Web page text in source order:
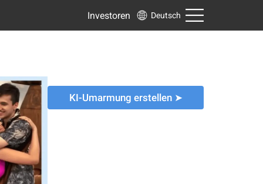
Investoren Deutsch
KI-Umarmung erstellen ➤